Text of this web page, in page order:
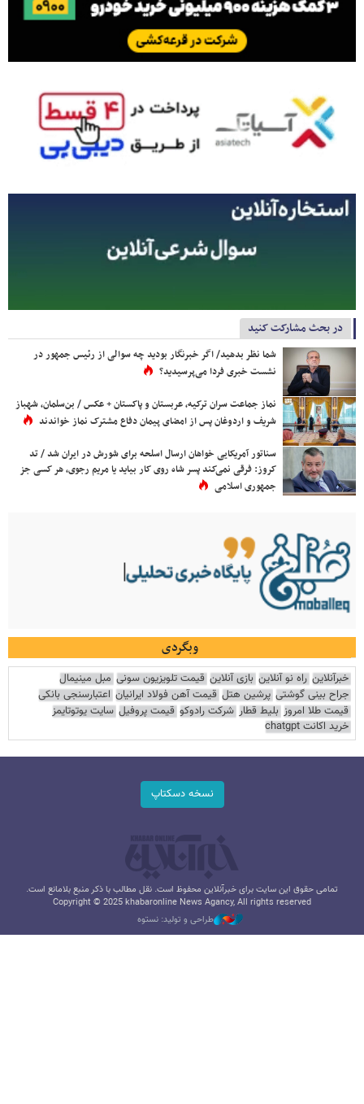
در بحث مشارکت کنید
شما نظر بدهید/ اگر خبرنگار بودید چه سوالی از رئیس جمهور در
نشست خبری فردا می‌پرسیدید؟
نماز جماعت سران ترکیه، عربستان و پاکستان + عکس / بن‌سلمان، شهباز
شریف و اردوغان پس از امضای پیمان دفاع مشترک نماز خواندند
سناتور آمریکایی خواهان ارسال اسلحه برای شورش در ایران شد / تد
کروز: فرقی نمی‌کند پسر شاه روی کار بیاید یا مریم رجوی، هر کسی جز
جمهوری اسلامی
وبگردی
خبرآنلاین راه نو آنلاین بازی آنلاین قیمت تلویزیون سونی مبل مینیمال
جراح بینی گوشتی پرشین هتل قیمت آهن فولاد ایرانیان اعتبارسنجی بانکی
قیمت طلا امروز بلیط قطار شرکت رادوکو قیمت پروفیل سایت یوتوتایمز
خرید اکانت chatgpt
نسخه دسکتاپ
تمامی حقوق این سایت برای خبرآنلاین محفوظ است. نقل مطالب با ذکر منبع بلامانع است.
Copyright © 2025 khabaronline News Agancy, All rights reserved
طراحی و تولید: نستوه